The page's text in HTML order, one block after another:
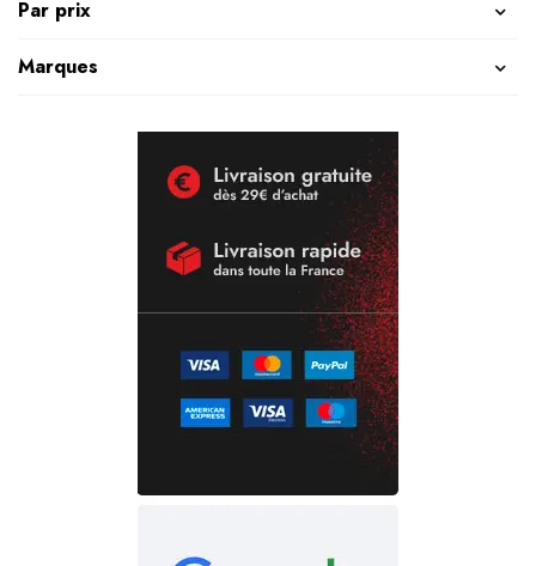
Par prix
Marques